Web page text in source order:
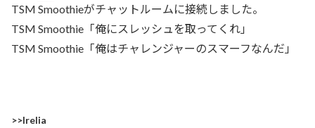
TSM Smoothieがチャットルームに接続しました。
TSM Smoothie「俺にスレッシュを取ってくれ」
TSM Smoothie「俺はチャレンジャーのスマーフなんだ」
>>Irelia